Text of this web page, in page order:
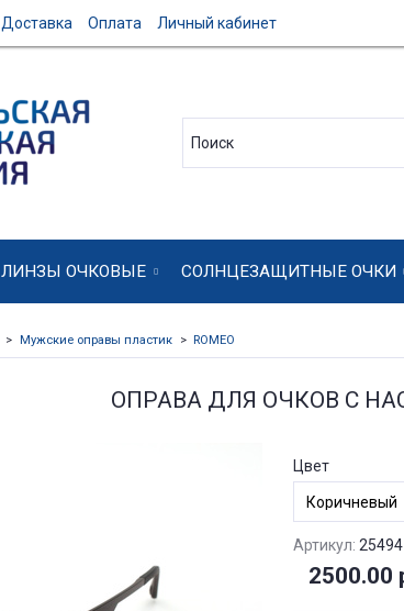
Доставка Оплата Личный кабинет
ЛИНЗЫ ОЧКОВЫЕ СОЛНЦЕЗАЩИТНЫЕ ОЧКИ
Мужские оправы пластик ROMEO
ОПРАВА ДЛЯ ОЧКОВ С
Цвет
Артикул: 25494
2500.00